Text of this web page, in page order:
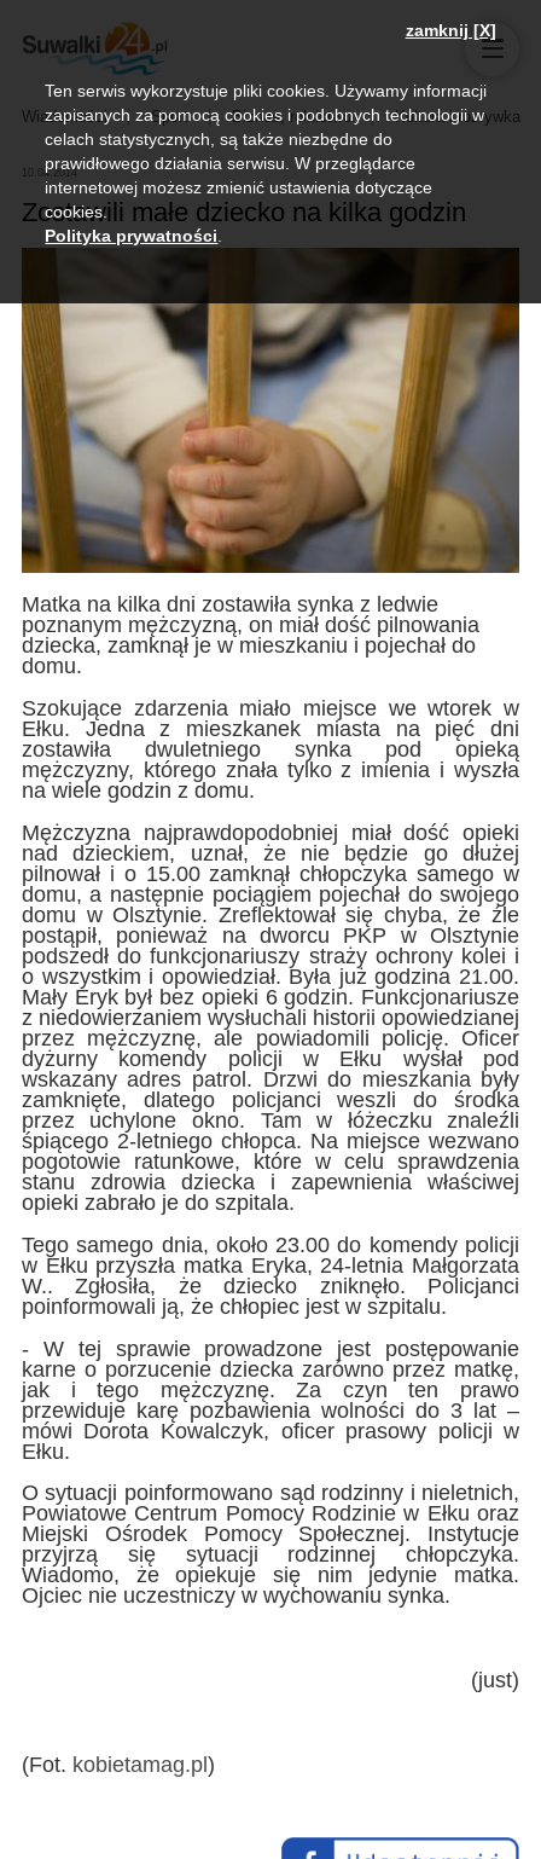
Wiadomości Sport Biznes, rolnictwo Kultura i rozrywka
10.04.2014
Zostawili małe dziecko na kilka godzin
Matka na kilka dni zostawiła synka z ledwie
poznanym mężczyzną, on miał dość pilnowania
dziecka, zamknął je w mieszkaniu i pojechał do
domu.
Szokujące zdarzenia miało miejsce we wtorek w
Ełku. Jedna z mieszkanek miasta na pięć dni
zostawiła dwuletniego synka pod opieką
mężczyzny, którego znała tylko z imienia i wyszła
na wiele godzin z domu.
Mężczyzna najprawdopodobniej miał dość opieki
nad dzieckiem, uznał, że nie będzie go dłużej
pilnował i o 15.00 zamknął chłopczyka samego w
domu, a następnie pociągiem pojechał do swojego
domu w Olsztynie. Zreflektował się chyba, że źle
postąpił, ponieważ na dworcu PKP w Olsztynie
podszedł do funkcjonariuszy straży ochrony kolei i
o wszystkim i opowiedział. Była już godzina 21.00.
Mały Eryk był bez opieki 6 godzin. Funkcjonariusze
z niedowierzaniem wysłuchali historii opowiedzianej
przez mężczyznę, ale powiadomili policję. Oficer
dyżurny komendy policji w Ełku wysłał pod
wskazany adres patrol. Drzwi do mieszkania były
zamknięte, dlatego policjanci weszli do środka
przez uchylone okno. Tam w łóżeczku znaleźli
śpiącego 2-letniego chłopca. Na miejsce wezwano
pogotowie ratunkowe, które w celu sprawdzenia
stanu zdrowia dziecka i zapewnienia właściwej
opieki zabrało je do szpitala.
Tego samego dnia, około 23.00 do komendy policji
w Ełku przyszła matka Eryka, 24-letnia Małgorzata
W.. Zgłosiła, że dziecko zniknęło. Policjanci
poinformowali ją, że chłopiec jest w szpitalu.
- W tej sprawie prowadzone jest postępowanie
karne o porzucenie dziecka zarówno przez matkę,
jak i tego mężczyznę. Za czyn ten prawo
przewiduje karę pozbawienia wolności do 3 lat –
mówi Dorota Kowalczyk, oficer prasowy policji w
Ełku.
O sytuacji poinformowano sąd rodzinny i nieletnich,
Powiatowe Centrum Pomocy Rodzinie w Ełku oraz
Miejski Ośrodek Pomocy Społecznej. Instytucje
przyjrzą się sytuacji rodzinnej chłopczyka.
Wiadomo, że opiekuje się nim jedynie matka.
Ojciec nie uczestniczy w wychowaniu synka.
(just)
(Fot. kobietamag.pl )
zamknij [X]
Ten serwis wykorzystuje pliki cookies. Używamy informacji
zapisanych za pomocą cookies i podobnych technologii w
celach statystycznych, są także niezbędne do
prawidłowego działania serwisu. W przeglądarce
internetowej możesz zmienić ustawienia dotyczące
cookies.
Polityka prywatności